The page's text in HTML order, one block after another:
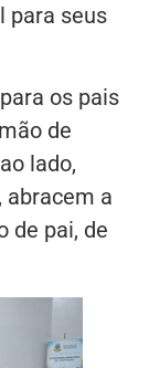
para seus
os pais
de
lado,
a
de pai, de